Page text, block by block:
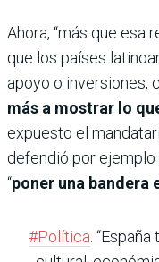
Ahora, “más que esa
que los países
apoyo o inversiones,
más a mostrar lo
expuesto el
defendió por
“poner una bandera
#Política .